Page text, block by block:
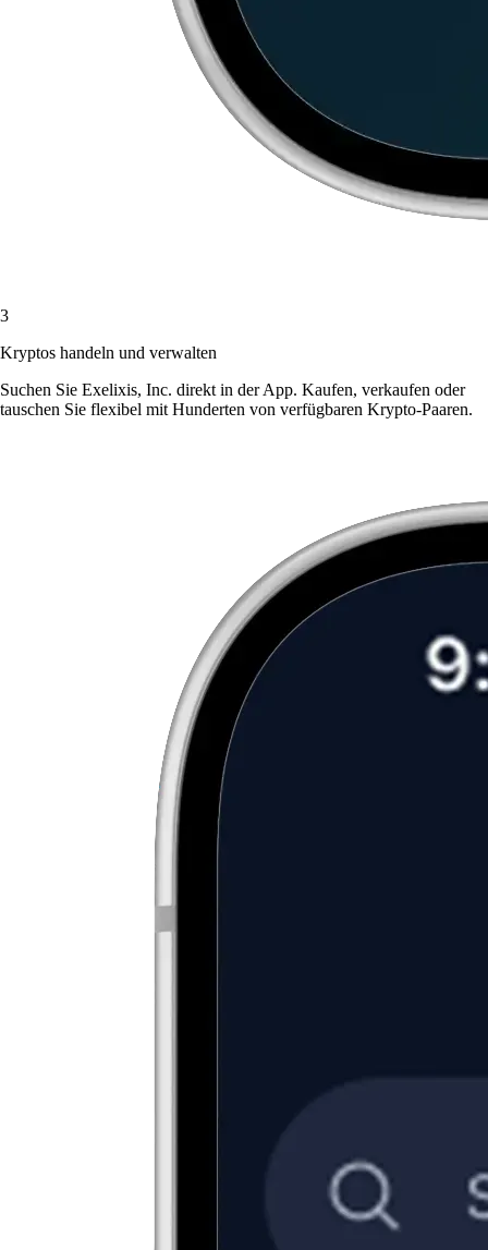
3
Kryptos handeln und verwalten
Suchen Sie Exelixis, Inc. direkt in der App. Kaufen, verkaufen oder
tauschen Sie flexibel mit Hunderten von verfügbaren Krypto-Paaren.